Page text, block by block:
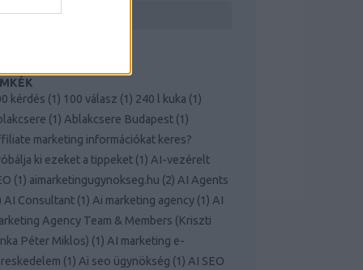
kérdés (1) 100 válasz (1) 240 l kuka (1)
(1) Ablakcsere Budapest (1)
marketing információkat keres?
ki ezeket a tippeket (1) AI-vezérelt
(1) aimarketingugynokseg.hu (2) AI Agents
AI Consultant (1) Ai marketing agency (1) AI
Agency Team & Members (Kriszti
Péter Miklos) (1) AI marketing e-
(1) Ai seo ügynökség (1) AI SEO